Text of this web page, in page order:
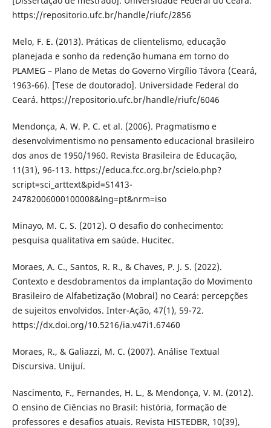
https://repositorio.ufc.br/handle/riufc/2856
Melo, F. E. (2013). Práticas de clientelismo, educação
planejada e sonho da redenção humana em torno do
PLAMEG – Plano de Metas do Governo Virgílio Távora (Ceará,
1963-66). [Tese de doutorado]. Universidade Federal do
Ceará. https://repositorio.ufc.br/handle/riufc/6046
Mendonça, A. W. P. C. et al. (2006). Pragmatismo e
desenvolvimentismo no pensamento educacional brasileiro
dos anos de 1950/1960. Revista Brasileira de Educação,
11(31), 96-113. https://educa.fcc.org.br/scielo.php?
script=sci_arttext&pid=S1413-
24782006000100008&lng=pt&nrm=iso
Minayo, M. C. S. (2012). O desafio do conhecimento:
pesquisa qualitativa em saúde. Hucitec.
Moraes, A. C., Santos, R. R., & Chaves, P. J. S. (2022).
Contexto e desdobramentos da implantação do Movimento
Brasileiro de Alfabetização (Mobral) no Ceará: percepções
de sujeitos envolvidos. Inter-Ação, 47(1), 59-72.
https://dx.doi.org/10.5216/ia.v47i1.67460
Moraes, R., & Galiazzi, M. C. (2007). Análise Textual
Discursiva. Unijuí.
Nascimento, F., Fernandes, H. L., & Mendonça, V. M. (2012).
O ensino de Ciências no Brasil: história, formação de
professores e desafios atuais. Revista HISTEDBR, 10(39),